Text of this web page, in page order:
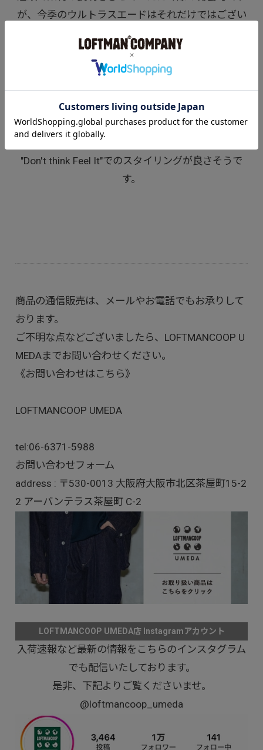
が、今季のウルトラスエードはそれだけではござい
ません。
エンボス加工によって表面に凹凸が施されたウルト
ラスエードは新たなルックスに。
独特の生地とパターン。
"Don't think Feel It"でのスタイリングが良さそうで
す。
商品の通信販売は、メールやお電話でもお承りして
おります。
ご不明な点などございましたら、LOFTMANCOOP U
MEDAまでお問い合わせください。
《お問い合わせはこちら》
LOFTMANCOOP UMEDA
tel:06-6371-5988
お問い合わせフォーム
address : 〒530-0013 大阪府大阪市北区茶屋町15-2
2 アーバンテラス茶屋町 C-2
LOFTMANCOOP UMEDA店 Instagramアカウント
入荷速報など最新の情報をこちらのインスタグラム
でも配信いたしております。
是非、下記よりご覧くださいませ。
@loftmancoop_umeda